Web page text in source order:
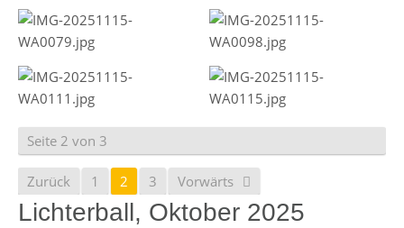
Seite 2 von 3
Zurück 1 2 3 Vorwärts
Lichterball, Oktober 2025